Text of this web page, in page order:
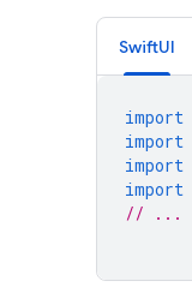
SwiftUI
import
import
import
import
// ...